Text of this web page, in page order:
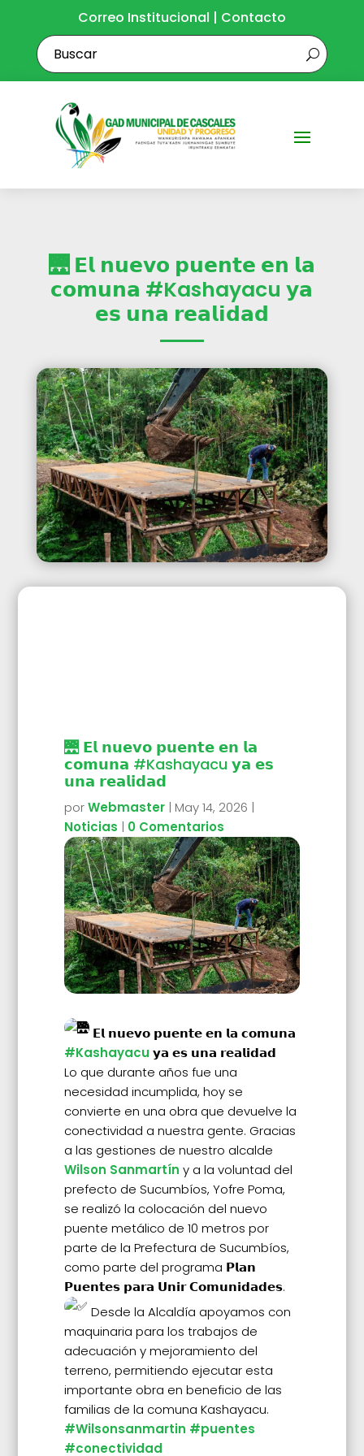
Correo Institucional | Contacto
🌉 𝗘𝗹 𝗻𝘂𝗲𝘃𝗼 𝗽𝘂𝗲𝗻𝘁𝗲 𝗲𝗻 𝗹𝗮
𝗰𝗼𝗺𝘂𝗻𝗮 #Kashayacu 𝘆𝗮
𝗲𝘀 𝘂𝗻𝗮 𝗿𝗲𝗮𝗹𝗶𝗱𝗮𝗱
🌉 𝗘𝗹 𝗻𝘂𝗲𝘃𝗼 𝗽𝘂𝗲𝗻𝘁𝗲 𝗲𝗻 𝗹𝗮
𝗰𝗼𝗺𝘂𝗻𝗮 #Kashayacu 𝘆𝗮 𝗲𝘀
𝘂𝗻𝗮 𝗿𝗲𝗮𝗹𝗶𝗱𝗮𝗱
porWebmaster| May 14, 2026 |
Noticias | 0 Comentarios
𝗘𝗹 𝗻𝘂𝗲𝘃𝗼 𝗽𝘂𝗲𝗻𝘁𝗲 𝗲𝗻 𝗹𝗮 𝗰𝗼𝗺𝘂𝗻𝗮
#Kashayacu 𝘆𝗮 𝗲𝘀 𝘂𝗻𝗮 𝗿𝗲𝗮𝗹𝗶𝗱𝗮𝗱
Lo que durante años fue una
necesidad incumplida, hoy se
convierte en una obra que devuelve la
conectividad a nuestra gente. Gracias
a las gestiones de nuestro alcalde
Wilson Sanmartín y a la voluntad del
prefecto de Sucumbíos, Yofre Poma,
se realizó la colocación del nuevo
puente metálico de 10 metros por
parte de la Prefectura de Sucumbíos,
como parte del programa 𝗣𝗹𝗮𝗻
𝗣𝘂𝗲𝗻𝘁𝗲𝘀 𝗽𝗮𝗿𝗮 𝗨𝗻𝗶𝗿 𝗖𝗼𝗺𝘂𝗻𝗶𝗱𝗮𝗱𝗲𝘀.
Desde la Alcaldía apoyamos con
maquinaria para los trabajos de
adecuación y mejoramiento del
terreno, permitiendo ejecutar esta
importante obra en beneficio de las
familias de la comuna Kashayacu.
#Wilsonsanmartin #puentes
#conectividad